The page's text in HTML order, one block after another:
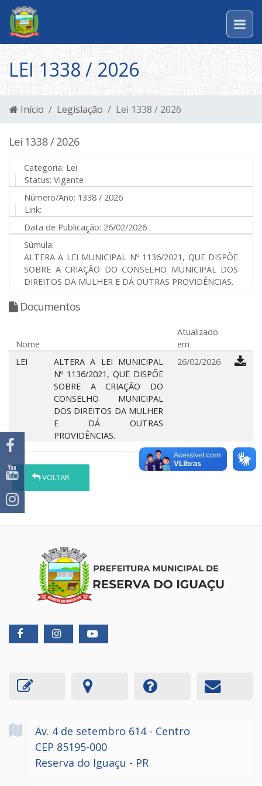
LEI 1338 / 2026
Início Legislação Lei 1338 / 2026
Lei 1338 / 2026
Categoria: Lei
Status: Vigente
Número/Ano: 1338 / 2026
Link:
Data de Publicação: 26/02/2026
Súmula:
ALTERA A LEI MUNICIPAL Nº 1136/2021, QUE DISPÕE
SOBRE A CRIAÇÃO DO CONSELHO MUNICIPAL DOS
DIREITOS DA MULHER E DÁ OUTRAS PROVIDÊNCIAS.
Documentos
Nome
Atualizado
em
LEI
ALTERA A LEI MUNICIPAL
Nº 1136/2021, QUE DISPÕE
SOBRE A CRIAÇÃO DO
CONSELHO MUNICIPAL
DOS DIREITOS DA MULHER
E DÁ OUTRAS
PROVIDÊNCIAS.
26/02/2026
VOLTAR
Av. 4 de setembro 614 - Centro
CEP 85195-000
Reserva do Iguaçu - PR